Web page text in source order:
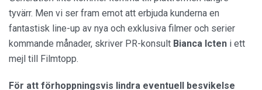
tyvärr. Men vi ser fram emot att erbjuda kunderna en
fantastisk line-up av nya och exklusiva filmer och serier
kommande månader, skriver PR-konsult Bianca Icten i ett
mejl till Filmtopp.
För att förhoppningsvis lindra eventuell besvikelse